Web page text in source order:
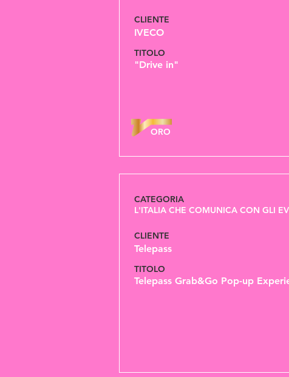
CLIENTE
IVECO
TITOLO
"Drive in"
ORO
CATEGORIA
L'ITALIA CHE COMUNICA CON GLI
CLIENTE
Telepass
TITOLO
Telepass Grab&Go Pop-up